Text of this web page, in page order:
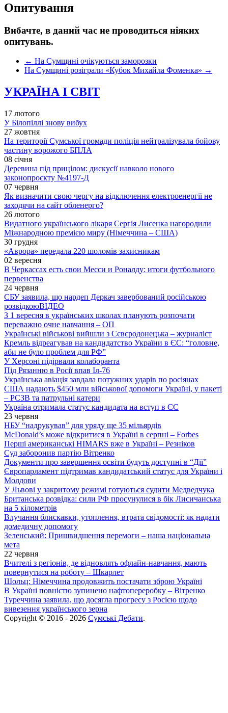
Опитування
Вибачте, в даний час не проводиться ніяких
опитувань.
← На Сумщині очікуються заморозки
На Сумщині розіграли «Кубок Михайла Фоменка» →
УКРАЇНА І СВІТ
17 лютого
У Білопіллі знову вибух
27 жовтня
На території Сумської громади поліція нейтралізувала бойову
частину ворожого БПЛА
08 січня
Деревина під прицілом: дискусії навколо нового
законопроєкту №4197-Д
07 червня
Як визначити свою чергу на відключення електроенергії не
заходячи на сайт обленерго?
26 лютого
Видатного українського лікаря Сергія Лисенка нагородили
Міжнародною премією миру (Німеччина – США)
30 грудня
«Аврора» передала 220 шоломів захисникам
02 вересня
В Черкассах есть свои Месси и Роналду: итоги футбольного
первенства
24 червня
СБУ заявила, що нардеп Деркач завербований російською
розвідкоюВІДЕО
З 1 вересня в українських школах планують розпочати
переважно очне навчання – ОП
Українські військові вийшли з Сєвєродонецька – журналіст
Кремль відреагував на кандидатство України в ЄС: “головне,
аби не було проблем для РФ”
У Херсоні підірвали колаборанта
Під Рязанню в Росії впав Іл-76
Українська авіація завдала потужних ударів по росіянах
США надають $450 млн військової допомоги Україні, у пакеті
– РСЗВ та патрульні катери
Україна отримала статус кандидата на вступ в ЄС
23 червня
НБУ “надрукував” для уряду ще 35 мільярдів
McDonald’s може відкритися в Україні в серпні – Forbes
Перші американські HIMARS вже в Україні – Резніков
Суд заборонив партію Вітренко
Документи про завершення освіти будуть доступні в “Дії”
Європарламент підтримав кандидатський статус для України і
Молдови
У Львові у закритому режимі готуються судити Медведчука
Британська розвідка: сили РФ просунулися в бік Лисичанська
на 5 кілометрів
Влучання блискавки, утоплення, втрата свідомості: як надати
домедичну допомогу
Зеленський: Пришвидшення перемоги – наша національна
мета
22 червня
Вчителі з регіонів, де відновлять офлайн-навчання, мають
повернутися на роботу – Шкарлет
Шольц: Німеччина продовжить постачати зброю Україні
В Україні повністю зупинено нафтопереробку – Вітренко
Туреччина заявила, що досягла прогресу з Росією щодо
вивезення українського зерна
Copyright © 2016 - 2026 Сумські Дебати.